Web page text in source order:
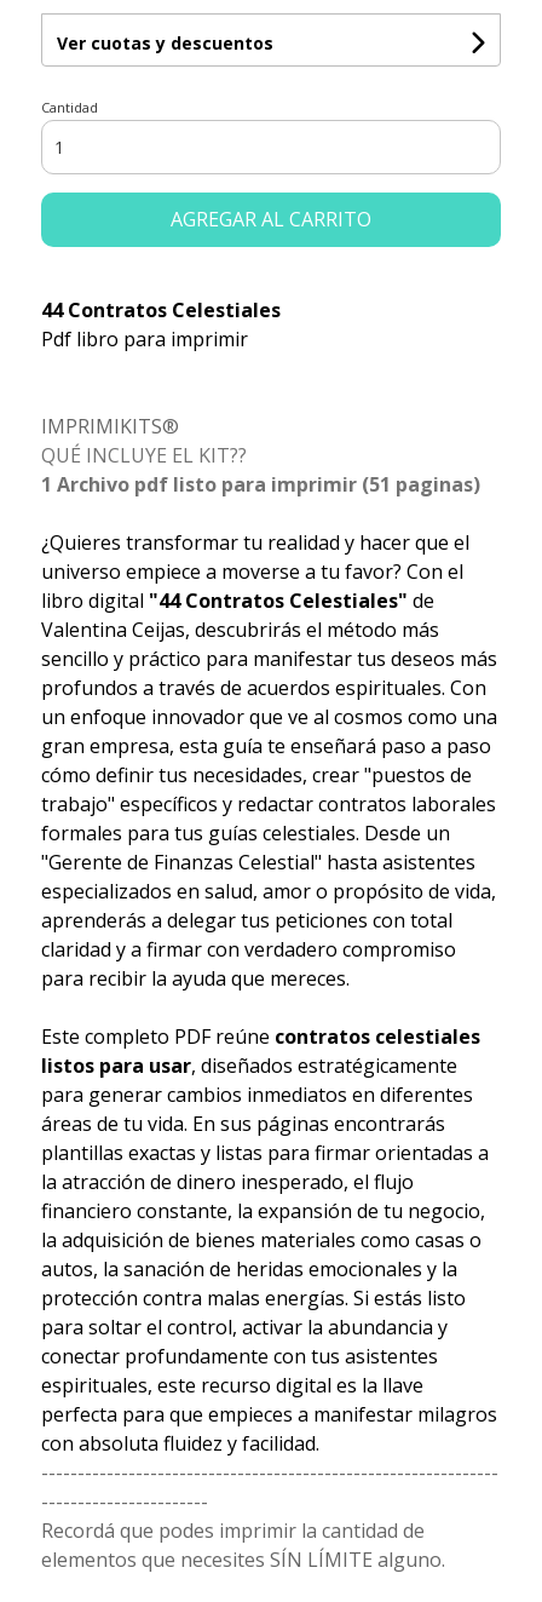
Ver cuotas y descuentos
Cantidad
AGREGAR AL CARRITO
44 Contratos Celestiales
Pdf libro para imprimir
IMPRIMIKITS®
QUÉ INCLUYE EL KIT??
1 Archivo pdf listo para imprimir (51 paginas)
¿Quieres transformar tu realidad y hacer que el
universo empiece a moverse a tu favor? Con el
libro digital "44 Contratos Celestiales" de
Valentina Ceijas, descubrirás el método más
sencillo y práctico para manifestar tus deseos más
profundos a través de acuerdos espirituales. Con
un enfoque innovador que ve al cosmos como una
gran empresa, esta guía te enseñará paso a paso
cómo definir tus necesidades, crear "puestos de
trabajo" específicos y redactar contratos laborales
formales para tus guías celestiales. Desde un
"Gerente de Finanzas Celestial" hasta asistentes
especializados en salud, amor o propósito de vida,
aprenderás a delegar tus peticiones con total
claridad y a firmar con verdadero compromiso
para recibir la ayuda que mereces.
Este completo PDF reúne contratos celestiales
listos para usar, diseñados estratégicamente
para generar cambios inmediatos en diferentes
áreas de tu vida. En sus páginas encontrarás
plantillas exactas y listas para firmar orientadas a
la atracción de dinero inesperado, el flujo
financiero constante, la expansión de tu negocio,
la adquisición de bienes materiales como casas o
autos, la sanación de heridas emocionales y la
protección contra malas energías. Si estás listo
para soltar el control, activar la abundancia y
conectar profundamente con tus asistentes
espirituales, este recurso digital es la llave
perfecta para que empieces a manifestar milagros
con absoluta fluidez y facilidad.
---------------------------------------------------------------
-----------------------
Recordá que podes imprimir la cantidad de
elementos que necesites SÍN LÍMITE alguno.